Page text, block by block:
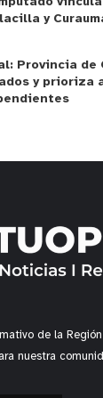
y
Provincia
y prioriza
de la
nuestra